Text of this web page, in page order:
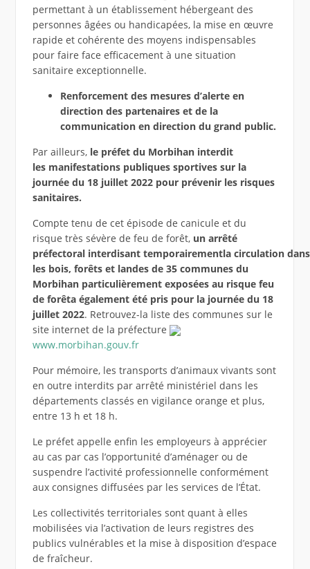
permettant à un établissement hébergeant des
personnes âgées ou handicapées, la mise en œuvre
rapide et cohérente des moyens indispensables
pour faire face efficacement à une situation
sanitaire exceptionnelle.
Renforcement des mesures d’alerte en
direction des partenaires et de la
communication en direction du grand public.
Par ailleurs, le préfet du Morbihan interdit
les manifestations publiquessportives sur la
journée du 18 juillet 2022 pour prévenir les risques
sanitaires.
Compte tenu de cet épisode de canicule et du
risque très sévère de feu de forêt, un arrêté
préfectoral interdisanttemporairementlacirculationdans
les bois, forêts et landes de 35communes du
Morbihan particulièrement exposées au risque feu
de forêta également été pris pour la journée du 18
juillet 2022. Retrouvez-la liste des communes sur le
site internet de la préfecture
www.morbihan.gouv.fr
Pour mémoire, les transports d’animaux vivants sont
en outre interdits par arrêté ministériel dans les
départements classés en vigilance orange et plus,
entre 13 h et 18 h.
Le préfet appelle enfin les employeurs à apprécier
au cas par cas l’opportunité d’aménager ou de
suspendre l’activité professionnelle conformément
aux consignes diffusées par les services de l’État.
Les collectivités territoriales sont quant à elles
mobilisées via l’activation de leurs registres des
publics vulnérables et la mise à disposition d’espace
de fraîcheur.